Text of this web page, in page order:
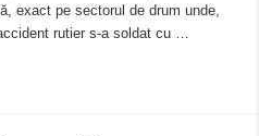
exact pe sectorul de drum unde,
rutier s-a soldat cu …